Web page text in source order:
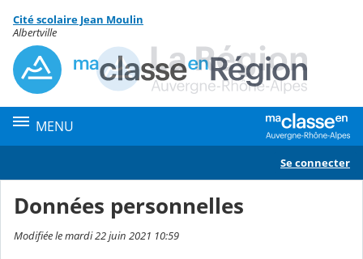
Contenu
Cité scolaire Jean Moulin
Albertville
MENU
Se connecter
Données personnelles
Modifiée le mardi 22 juin 2021 10:59